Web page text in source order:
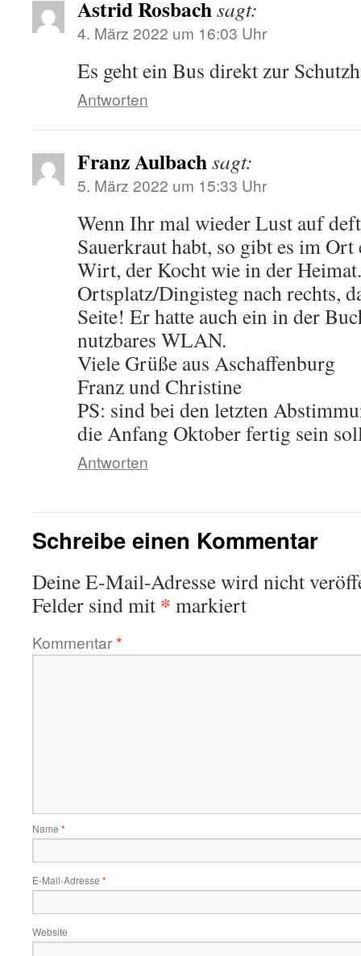
Astrid Rosbachsagt:
4. März 2022 um 16:03 Uhr
Es geht ein Bus direkt zur
Antworten
Franz Aulbachsagt:
5. März 2022 um 15:33 Uhr
Wenn Ihr mal wieder Lust auf
Sauerkraut habt, so gibt es im Ort
Wirt, der Kocht wie in der
Ortsplatz/Dingisteg nach rechts,
Seite! Er hatte auch ein in der
nutzbares WLAN.
Viele Grüße aus Aschaffenburg
Franz und Christine
PS: sind bei den letzten
die Anfang Oktober fertig sein
Antworten
Schreibe einen Kommentar
Deine E-Mail-Adresse wird nicht
Felder sind mit * markiert
Kommentar*
Name *
E-Mail-Adresse *
Website